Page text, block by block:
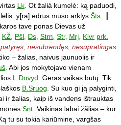
Lk. Ot žalià kumelė: ką paduodi,
y[ra] ėdrus mūso arklys Šts.
tave ponas Dievas už
KŽ, Pšl, Ds, Strn, Str, Mrj, Klvr prk.
nesubrendęs, nesupratingas:
– žalias, naivus jaunuolis ir
. Abi jos mokytojavo vienam
L.Dovyd. Geras vaikas būtų. Tik
B.Sruog. Su kuo gi ją palyginti,
ir žalias, kaip iš vandens ištrauktas
Snt. Vaikinas labai žãlias – kur
tu su tokia kariūmine, vargšas